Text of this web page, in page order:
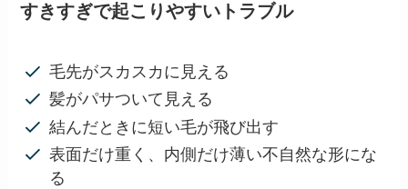
すきすぎで起こりやすいトラブル
毛先がスカスカに見える
髪がパサついて見える
結んだときに短い毛が飛び出す
表面だけ重く、内側だけ薄い不自然な形にな
る